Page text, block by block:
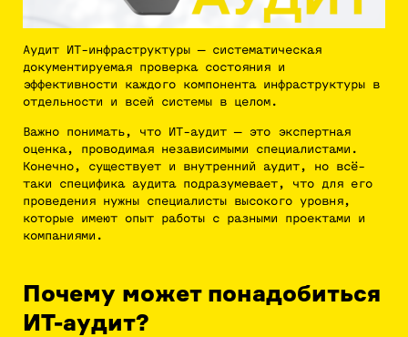
Аудит ИТ-инфраструктуры — систематическая
документируемая проверка состояния и
эффективности каждого компонента инфраструктуры в
отдельности и всей системы в целом.
Важно понимать, что ИТ-аудит — это экспертная
оценка, проводимая независимыми специалистами.
Конечно, существует и внутренний аудит, но всё-
таки специфика аудита подразумевает, что для его
проведения нужны специалисты высокого уровня,
которые имеют опыт работы с разными проектами и
компаниями.
Почему может понадобиться
ИТ-аудит?